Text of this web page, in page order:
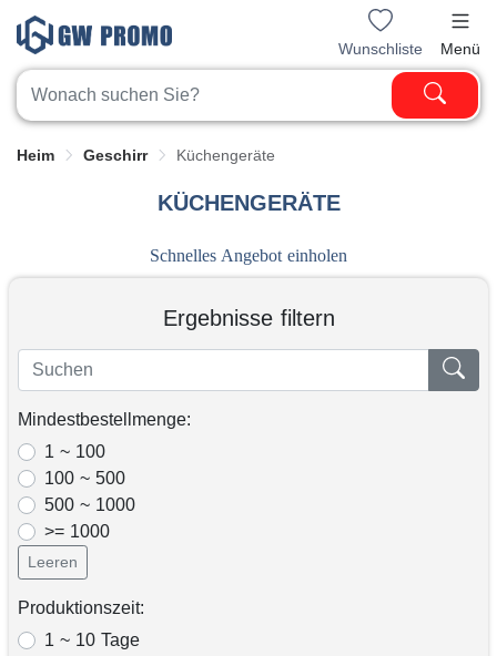
Wunschliste Menü
Heim Geschirr Küchengeräte
KÜCHENGERÄTE
Schnelles Angebot einholen
Ergebnisse filtern
Mindestbestellmenge:
1 ~ 100
100 ~ 500
500 ~ 1000
>= 1000
Leeren
Produktionszeit:
1 ~ 10 Tage